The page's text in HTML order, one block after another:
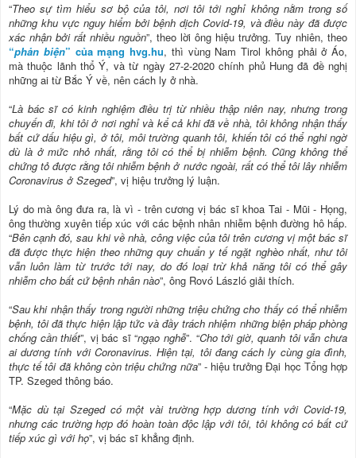
“Theo sự tìm hiểu sơ bộ của tôi, nơi tôi tới nghỉ không nằm trong số
những khu vực nguy hiểm bởi bệnh dịch Covid-19, và điều này đã được
xác nhận bởi rất nhiều nguồn”, theo lời ông hiệu trưởng. Tuy nhiên, theo
“phản biện” của mạng hvg.hu, thì vùng Nam Tirol không phải ở Áo,
mà thuộc lãnh thổ Ý, và từ ngày 27-2-2020 chính phủ Hung đã đề nghị
những ai từ Bắc Ý về, nên cách ly ở nhà.
“Là bác sĩ có kinh nghiệm điều trị từ nhiều thập niên nay, nhưng trong
chuyến đi, khi tôi ở nơi nghỉ và kể cả khi đã về nhà, tôi không nhận thấy
bất cứ dấu hiệu gì, ở tôi, môi trường quanh tôi, khiến tôi có thể nghi ngờ
dù là ở mức nhỏ nhất, rằng tôi có thể bị nhiễm bệnh. Cũng không thể
chứng tỏ được rằng tôi nhiễm bệnh ở nước ngoài, rất có thể tôi lây nhiễm
Coronavirus ở Szeged”, vị hiệu trưởng lý luận.
Lý do mà ông đưa ra, là vì - trên cương vị bác sĩ khoa Tai - Mũi - Họng,
ông thường xuyên tiếp xúc với các bệnh nhân nhiễm bệnh đường hô hấp.
“Bên cạnh đó, sau khi về nhà, công việc của tôi trên cương vị một bác sĩ
đã được thực hiện theo những quy chuẩn y tế ngặt nghèo nhất, như tôi
vẫn luôn làm từ trước tới nay, do đó loại trừ khả năng tôi có thể gây
nhiễm cho bất cứ bệnh nhân nào”, ông Rovó László giải thích.
“Sau khi nhận thấy trong người những triệu chứng cho thấy có thể nhiễm
bệnh, tôi đã thực hiện lập tức và đầy trách nhiệm những biện pháp phòng
chống cần thiết”, vị bác sĩ “ngạo nghễ”. “Cho tới giờ, quanh tôi vẫn chưa
ai dương tính với Coronavirus. Hiện tại, tôi đang cách ly cùng gia đình,
thực tế tôi đã không còn triệu chứng nữa” - hiệu trưởng Đại học Tổng hợp
TP. Szeged thông báo.
“Mặc dù tại Szeged có một vài trường hợp dương tính với Covid-19,
nhưng các trường hợp đó hoàn toàn độc lập với tôi, tôi không có bất cứ
tiếp xúc gì với họ”, vị bác sĩ khẳng định.